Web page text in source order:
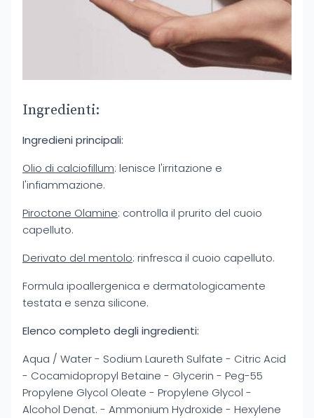
Ingredienti:
Ingredieni principali:
Olio di calciofillum: lenisce l'irritazione e
l'infiammazione.
Piroctone Olamine: controlla il prurito del cuoio
capelluto.
Derivato del mentolo: rinfresca il cuoio capelluto.
Formula ipoallergenica e dermatologicamente
testata e senza silicone.
Elenco completo degli ingredienti:
Aqua / Water - Sodium Laureth Sulfate - Citric Acid
- Cocamidopropyl Betaine - Glycerin - Peg-55
Propylene Glycol Oleate - Propylene Glycol -
Alcohol Denat. - Ammonium Hydroxide - Hexylene